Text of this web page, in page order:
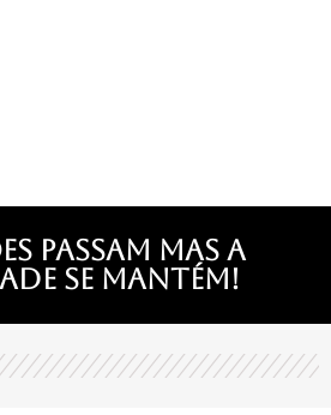
passam mas a
se mantém!